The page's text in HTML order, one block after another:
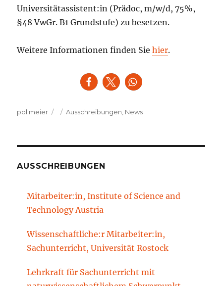
Universitätassistent:in (Prädoc, m/w/d, 75%,
§48 VwGr. B1 Grundstufe) zu besetzen.
Weitere Informationen finden Siehier.
Autor
pollmeier
Veröffentlicht
Kategorien
Ausschreibungen News
AUSSCHREIBUNGEN
Mitarbeiter:in, Institute of Science and
Technology Austria
Wissenschaftliche:r Mitarbeiter:in,
Sachunterricht, Universität Rostock
Lehrkraft für Sachunterricht mit